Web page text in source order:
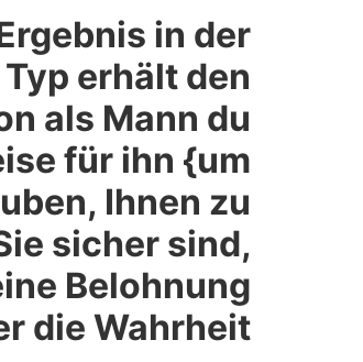
in der
erhält den
als Mann du
für ihn {um
Ihnen zu
sicher sind,
Belohnung
die Wahrheit.